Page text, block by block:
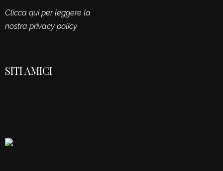
Clicca qui per leggere la
nostra privacy policy
SITI AMICI